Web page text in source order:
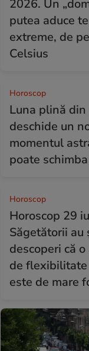
2026. Un
putea aduce
extreme, de
Celsius
Horoscop
Luna plină
deschide un
momentul
poate
Horoscop
Horoscop 29
Săgetătorii au
descoperi că
de
este de mare